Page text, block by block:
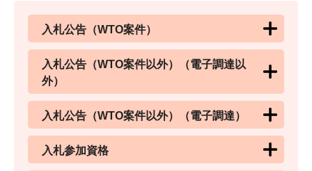
入札公告（WTO案件）
入札公告（WTO案件以外）（電子調達以
外）
入札公告（WTO案件以外）（電子調達）
入札参加資格